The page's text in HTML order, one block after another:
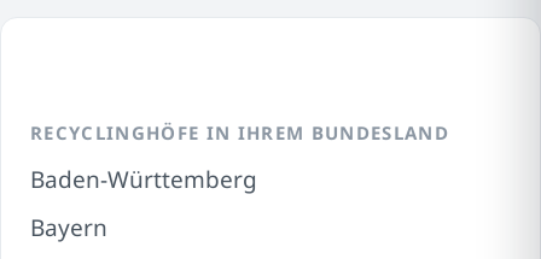
RECYCLINGHÖFE IN IHREM BUNDESLAND
Baden-Württemberg
Bayern